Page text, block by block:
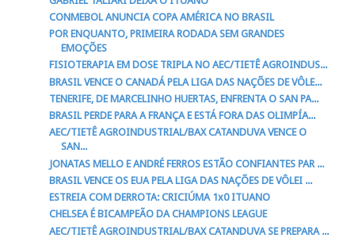
CONMEBOL ANUNCIA COPA AMÉRICA NO BRASIL
POR ENQUANTO, PRIMEIRA RODADA SEM GRANDES
EMOÇÕES
FISIOTERAPIA EM DOSE TRIPLA NO AEC/TIETÊ AGROINDUS...
BRASIL VENCE O CANADÁ PELA LIGA DAS NAÇÕES DE VÔLE...
TENERIFE, DE MARCELINHO HUERTAS, ENFRENTA O SAN PA...
BRASIL PERDE PARA A FRANÇA E ESTÁ FORA DAS OLIMPÍA...
AEC/TIETÊ AGROINDUSTRIAL/BAX CATANDUVA VENCE O
SAN...
JONATAS MELLO E ANDRÉ FERROS ESTÃO CONFIANTES PAR ...
BRASIL VENCE OS EUA PELA LIGA DAS NAÇÕES DE VÔLEI ...
ESTREIA COM DERROTA: CRICIÚMA 1x0 ITUANO
CHELSEA É BICAMPEÃO DA CHAMPIONS LEAGUE
AEC/TIETÊ AGROINDUSTRIAL/BAX CATANDUVA SE PREPARA ...